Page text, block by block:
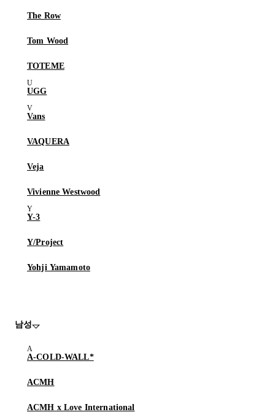
The Row
Tom Wood
TOTEME
UGG
Vans
VAQUERA
Veja
Vivienne Westwood
Y-3
Y/Project
Yohji Yamamoto
남성
A-COLD-WALL*
ACMH
ACMH x Love International